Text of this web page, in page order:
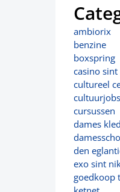
ambiorix
benzine
boxspring
casino
cultureel
cultuurjobs
cursussen
dames
den
exo sint
goedkoop